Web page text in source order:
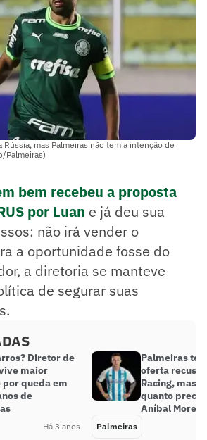
mas Palmeiras não tem a intenção de
Palmeiras)
bem recebeu a proposta
por Luan e já deu sua
não irá vender o
a oportunidade fosse do
a diretoria se manteve
de segurar suas
Diretor de
maior
por queda em
de
Há 3 anos
Palmeiras
oferta
Racing, mas
quanto
Aníbal Moreno
Palmeiras